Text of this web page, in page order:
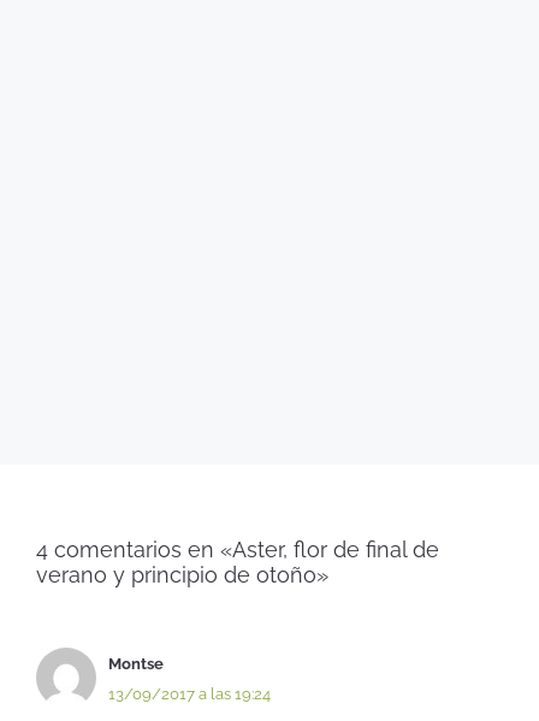
4 comentarios en «Aster, flor de final de
verano y principio de otoño»
Montse
13/09/2017 a las 19:24